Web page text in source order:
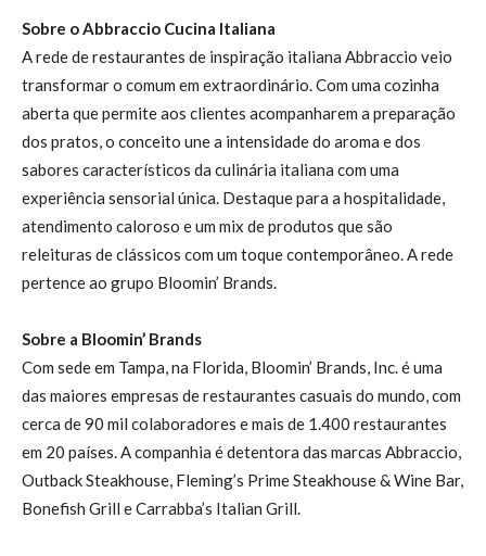
Sobre o Abbraccio Cucina Italiana
A rede de restaurantes de inspiração italiana Abbraccio veio
transformar o comum em extraordinário. Com uma cozinha
aberta que permite aos clientes acompanharem a preparação
dos pratos, o conceito une a intensidade do aroma e dos
sabores característicos da culinária italiana com uma
experiência sensorial única. Destaque para a hospitalidade,
atendimento caloroso e um mix de produtos que são
releituras de clássicos com um toque contemporâneo. A rede
pertence ao grupo Bloomin’ Brands.
Sobre a Bloomin’ Brands
Com sede em Tampa, na Florida, Bloomin’ Brands, Inc. é uma
das maiores empresas de restaurantes casuais do mundo, com
cerca de 90 mil colaboradores e mais de 1.400 restaurantes
em 20 países. A companhia é detentora das marcas Abbraccio,
Outback Steakhouse, Fleming’s Prime Steakhouse & Wine Bar,
Bonefish Grill e Carrabba’s Italian Grill.